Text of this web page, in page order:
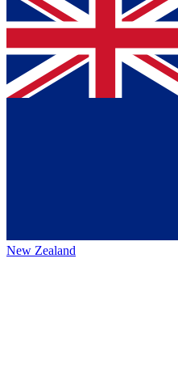
New Zealand